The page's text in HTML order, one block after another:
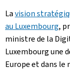
Lavision
au Luxembourg,
ministre de la
Luxembourg une
Europe et dans le